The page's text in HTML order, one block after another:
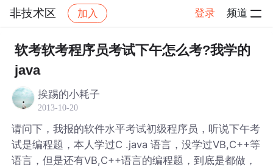
非技术区 加入 登录 频道
社区 非技术区 帖子详情
软考软考程序员考试下午怎么考?我学的
java
挨踢的小耗子
2013-10-20
请问下，我报的软件水平考试初级程序员，听说下午考
试是编程题，本人学过C .java 语言，没学过VB,C++等
语言，但是还有VB,C++语言的编程题，到底是都做，